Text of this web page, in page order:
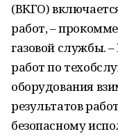
(ВКГО)
работ, –
газовой службы.
работ по
оборудования
результатов
безопасному